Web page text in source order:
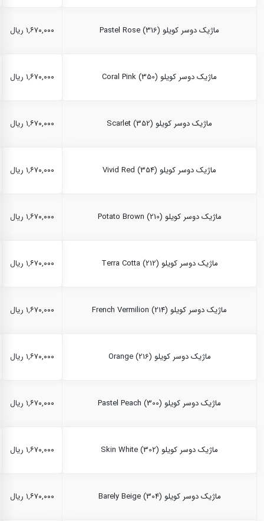
ماژیک دوسر کویلو Pastel Rose (316) ۱,۶۷۰,۰۰۰ ریال
ماژیک دوسر کویلو Coral Pink (350) ۱,۶۷۰,۰۰۰ ریال
ماژیک دوسر کویلو Scarlet (352) ۱,۶۷۰,۰۰۰ ریال
ماژیک دوسر کویلو Vivid Red (354) ۱,۶۷۰,۰۰۰ ریال
ماژیک دوسر کویلو Potato Brown (210) ۱,۶۷۰,۰۰۰ ریال
ماژیک دوسر کویلو Terra Cotta (212) ۱,۶۷۰,۰۰۰ ریال
ماژیک دوسر کویلو French Vermilion (214) ۱,۶۷۰,۰۰۰ ریال
ماژیک دوسر کویلو Orange (216) ۱,۶۷۰,۰۰۰ ریال
ماژیک دوسر کویلو Pastel Peach (300) ۱,۶۷۰,۰۰۰ ریال
ماژیک دوسر کویلو Skin White (302) ۱,۶۷۰,۰۰۰ ریال
ماژیک دوسر کویلو Barely Beige (304) ۱,۶۷۰,۰۰۰ ریال